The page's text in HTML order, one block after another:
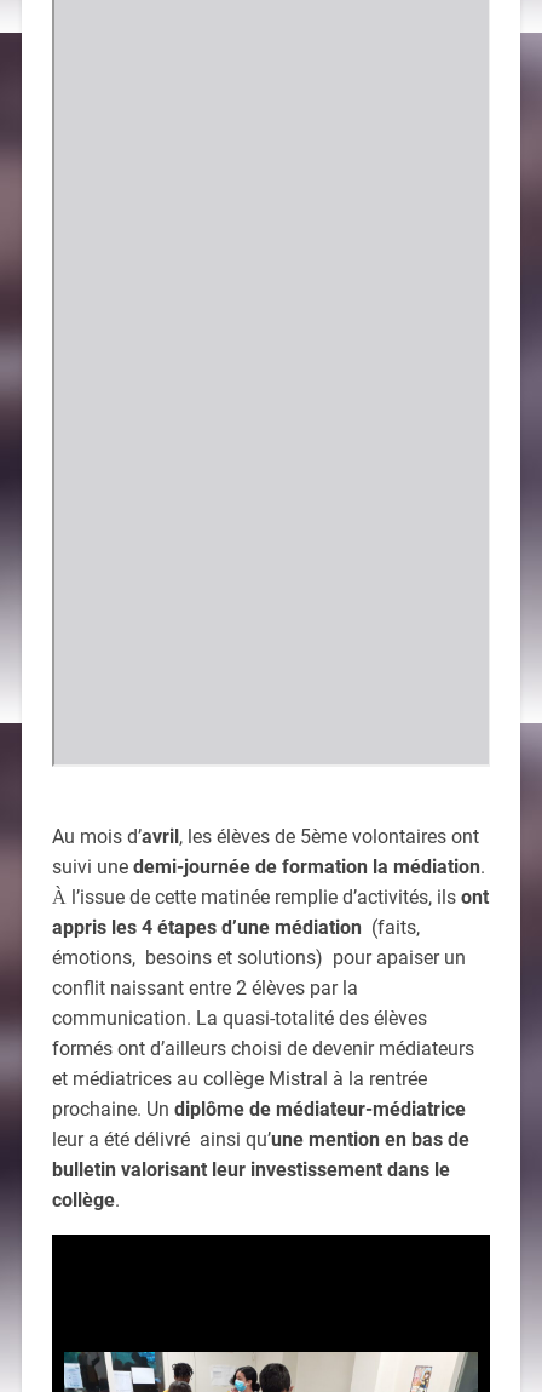
Au mois d’avril, les élèves de 5ème volontaires ont
suivi une demi-journée de formation la médiation.
À l’issue de cette matinée remplie d’activités, ils ont
appris les 4 étapes d’une médiation(faits,
émotions, besoins et solutions) pour apaiser un
conflit naissant entre 2 élèves par la
communication. La quasi-totalité des élèves
formés ont d’ailleurs choisi de devenir médiateurs
et médiatrices au collège Mistral à la rentrée
prochaine. Un diplôme de médiateur-médiatrice
leur a été délivré ainsi qu’une mention en bas de
bulletin valorisant leur investissement dans le
collège.